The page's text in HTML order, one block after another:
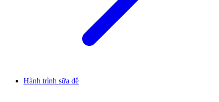
Hành trình sữa dê